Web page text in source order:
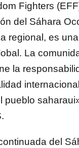
Fighters
del Sáhara
regional, es una
La
la
pueblo
del